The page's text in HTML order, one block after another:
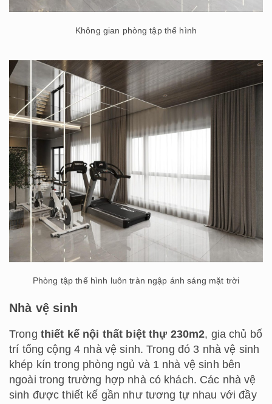
Không gian phòng tập thể hình
Phòng tập thể hình luôn tràn ngập ánh sáng mặt trời
Nhà vệ sinh
Trong thiết kế nội thất biệt thự 230m2, gia chủ bố
trí tổng cộng 4 nhà vệ sinh. Trong đó 3 nhà vệ sinh
khép kín trong phòng ngủ và 1 nhà vệ sinh bên
ngoài trong trường hợp nhà có khách. Các nhà vệ
sinh được thiết kế gần như tương tự nhau với đầy